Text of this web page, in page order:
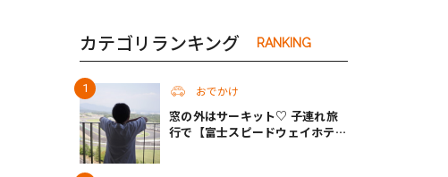
カテゴリランキング RANKING
おでかけ
窓の外はサーキット♡ 子連れ旅
行で【富士スピードウェイホテ